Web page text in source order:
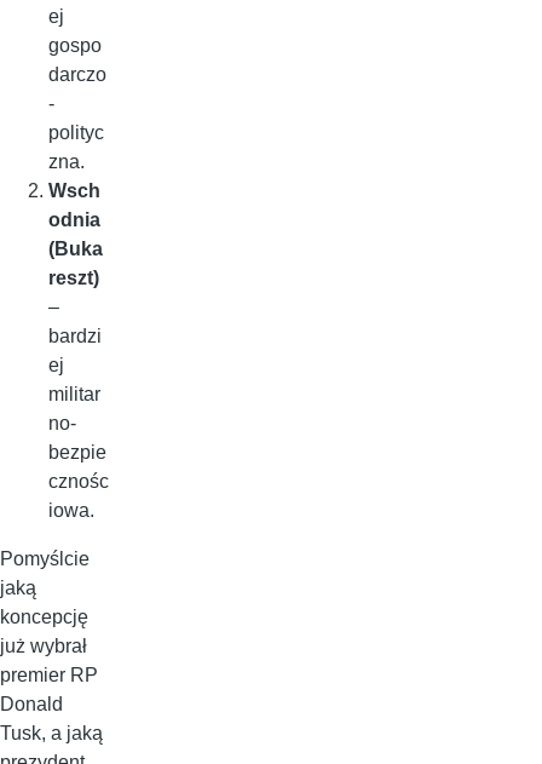
ej
gospo
darczo
-
polityc
zna.
Wsch
odnia
(Buka
reszt)
–
bardzi
ej
militar
no-
bezpie
cznośc
iowa.
Pomyślcie
jaką
koncepcję
już wybrał
premier RP
Donald
Tusk, a jaką